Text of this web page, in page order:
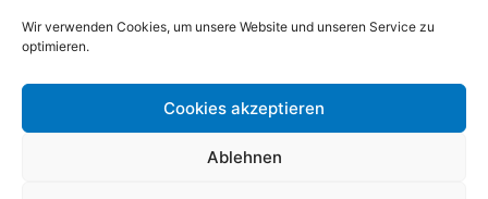
Wir verwenden Cookies, um unsere Website und unseren Service zu
optimieren.
Cookies akzeptieren
Ablehnen
Fon 0202 | 730902
info@thilo-froeschke.de
Steuernummer: